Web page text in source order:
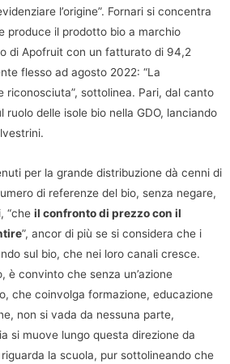
l’origine”. Fornari si concentra
produce il prodotto bio a marchio
di Apofruit con un fatturato di 94,2
flesso ad agosto 2022: “La
riconosciuta”, sottolinea. Pari, dal canto
delle isole bio nella GDO, lanciando
per la grande distribuzione dà cenni di
di referenze del bio, senza negare,
“che il confronto di prezzo con il
”, ancor di più se si considera che i
sul bio, che nei loro canali cresce.
è convinto che senza un’azione
che coinvolga formazione, educazione
non si vada da nessuna parte,
si muove lungo questa direzione da
la scuola, pur sottolineando che